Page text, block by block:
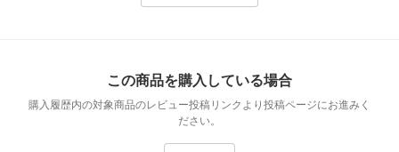
この商品を購入している場合
購入履歴内の対象商品のレビュー投稿リンクより投稿ページにお進みく
ださい。